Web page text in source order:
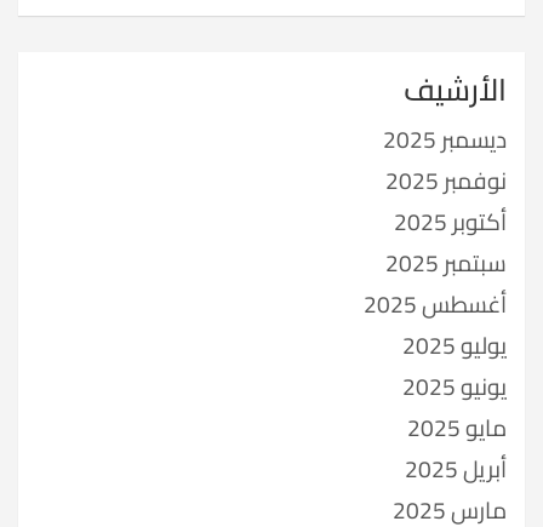
الأرشيف
ديسمبر 2025
نوفمبر 2025
أكتوبر 2025
سبتمبر 2025
أغسطس 2025
يوليو 2025
يونيو 2025
مايو 2025
أبريل 2025
مارس 2025